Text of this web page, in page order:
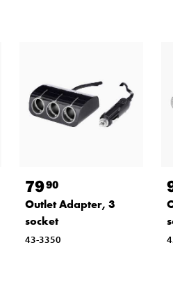
7990
Outlet Adapter, 3
socket
43-3350